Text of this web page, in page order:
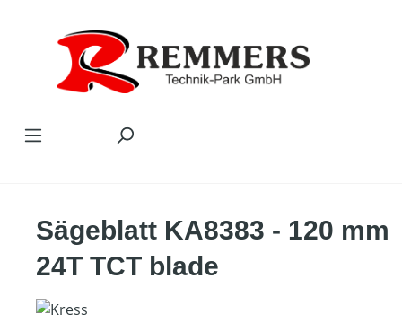
Sägeblatt KA8383 - 120 mm
24T TCT blade